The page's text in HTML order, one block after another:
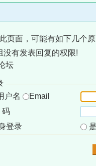
页面，可能有如下几个
没有发表回复的权限!
坛
户名
Email
码
登录